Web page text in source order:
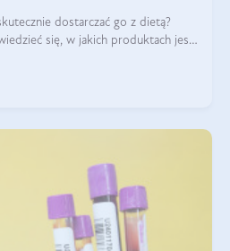
dostarczać go z dietą?
się, w jakich produktach jest